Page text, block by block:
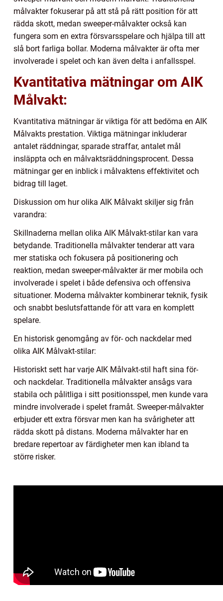
målvakter fokuserar på att stå på rätt position för att
rädda skott, medan sweeper-målvakter också kan
fungera som en extra försvarsspelare och hjälpa till att
slå bort farliga bollar. Moderna målvakter är ofta mer
involverade i spelet och kan även delta i anfallsspel.
Kvantitativa mätningar om AIK
Målvakt:
Kvantitativa mätningar är viktiga för att bedöma en AIK
Målvakts prestation. Viktiga mätningar inkluderar
antalet räddningar, sparade straffar, antalet mål
insläppta och en målvaktsräddningsprocent. Dessa
mätningar ger en inblick i målvaktens effektivitet och
bidrag till laget.
Diskussion om hur olika AIK Målvakt skiljer sig från
varandra:
Skillnaderna mellan olika AIK Målvakt-stilar kan vara
betydande. Traditionella målvakter tenderar att vara
mer statiska och fokusera på positionering och
reaktion, medan sweeper-målvakter är mer mobila och
involverade i spelet i både defensiva och offensiva
situationer. Moderna målvakter kombinerar teknik, fysik
och snabbt beslutsfattande för att vara en komplett
spelare.
En historisk genomgång av för- och nackdelar med
olika AIK Målvakt-stilar:
Historiskt sett har varje AIK Målvakt-stil haft sina för-
och nackdelar. Traditionella målvakter ansågs vara
stabila och pålitliga i sitt positionsspel, men kunde vara
mindre involverade i spelet framåt. Sweeper-målvakter
erbjuder ett extra försvar men kan ha svårigheter att
rädda skott på distans. Moderna målvakter har en
bredare repertoar av färdigheter men kan ibland ta
större risker.